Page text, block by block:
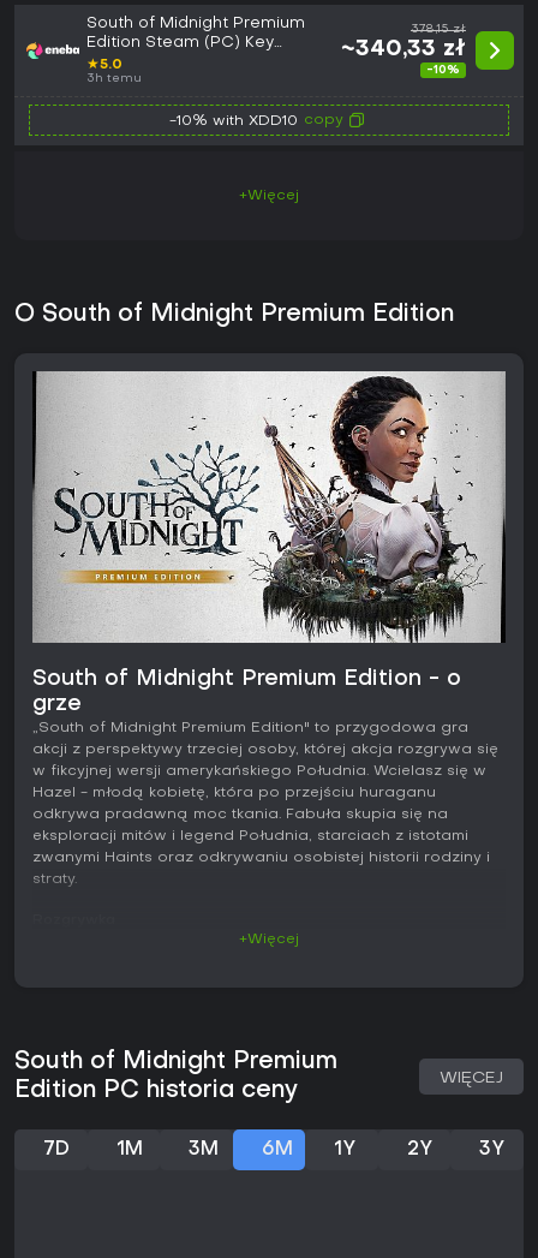
South of Midnight Premium
Edition Steam (PC) Key
GLOBAL
★5.0
3h temu
378,15 zł
~340,33 zł
-10%
-10% with XDD10 copy
+Więcej
O South of Midnight Premium Edition
South of Midnight Premium Edition - o
grze
„South of Midnight Premium Edition" to przygodowa gra
akcji z perspektywy trzeciej osoby, której akcja rozgrywa się
w fikcyjnej wersji amerykańskiego Południa. Wcielasz się w
Hazel - młodą kobietę, która po przejściu huraganu
odkrywa pradawną moc tkania. Fabuła skupia się na
eksploracji mitów i legend Południa, starciach z istotami
zwanymi Haints oraz odkrywaniu osobistej historii rodziny i
straty.
Podstawą rozgrywki jest przeplatanie sekwencji
rozwiązywania zagadek środowiskowych, jak i w trakcie
potyczek. Walki odbywają się w zamkniętych arenach, gdzie
gracz mierzy się z grupami Haintsów - istot związanych z
postaci można znaleźć podczas opcjonalnej eksploracji,
m.in. w dziennikach ukrytych poza głównym szlakiem.
+Więcej
South of Midnight Premium
Edition PC historia ceny
WIĘCEJ
7D 1M 3M 6M 1Y 2Y 3Y